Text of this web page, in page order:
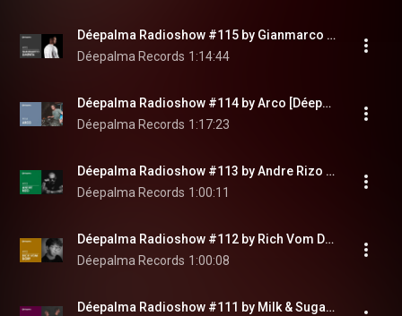
Déepalma Radioshow #115 by Gianmarco Limenta [Déepalma Records]
Déepalma Records 1:14:44
Déepalma Radioshow #114 by Arco [Déepalma Records]
Déepalma Records 1:17:23
Déepalma Radioshow #113 by Andre Rizo [Déepalma Records]
Déepalma Records 1:00:11
Déepalma Radioshow #112 by Rich Vom Dorf [Déepalma Records]
Déepalma Records 1:00:08
Déepalma Radioshow #111 by Milk & Sugar [Déepalma Records]